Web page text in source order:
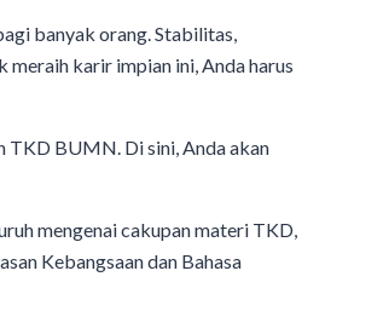
banyak orang. Stabilitas,
karir impian ini, Anda harus
TKD BUMN. Di sini, Anda akan
mengenai cakupan materi TKD,
Kebangsaan dan Bahasa